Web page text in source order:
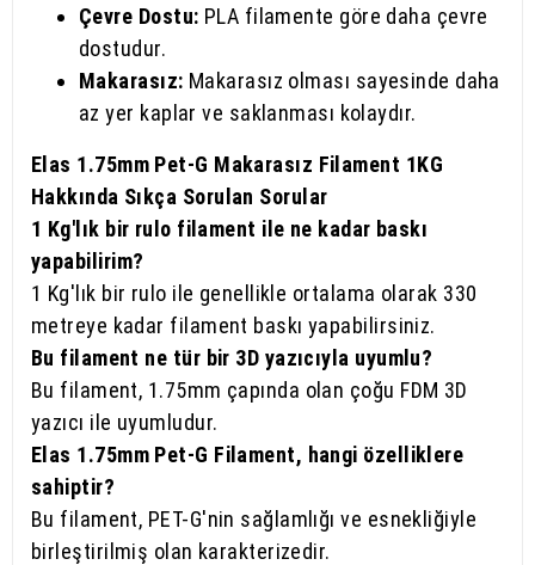
Çevre Dostu: PLA filamente göre daha çevre
dostudur.
Makarasız: Makarasız olması sayesinde daha
az yer kaplar ve saklanması kolaydır.
Elas 1.75mm Pet-G Makarasız Filament 1KG
Hakkında Sıkça Sorulan Sorular
1 Kg'lık bir rulo filament ile ne kadar baskı
yapabilirim?
1 Kg'lık bir rulo ile genellikle ortalama olarak 330
metreye kadar filament baskı yapabilirsiniz.
Bu filament ne tür bir 3D yazıcıyla uyumlu?
Bu filament, 1.75mm çapında olan çoğu FDM 3D
yazıcı ile uyumludur.
Elas 1.75mm Pet-G Filament, hangi özelliklere
sahiptir?
Bu filament, PET-G'nin sağlamlığı ve esnekliğiyle
birleştirilmiş olan karakterizedir.